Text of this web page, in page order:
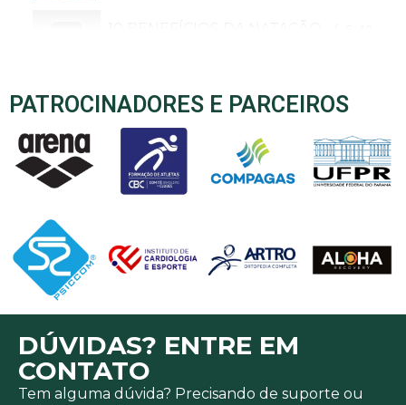
PATROCINADORES E PARCEIROS
DÚVIDAS? ENTRE EM
CONTATO
Tem alguma dúvida? Precisando de suporte ou